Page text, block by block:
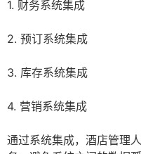
1. 财务系统集成
2. 预订系统集成
3. 库存系统集成
4. 营销系统集成
通过系统集成，酒店管理